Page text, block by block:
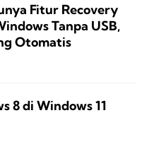
Fitur Recovery
Tanpa USB,
Otomatis
8 di Windows 11